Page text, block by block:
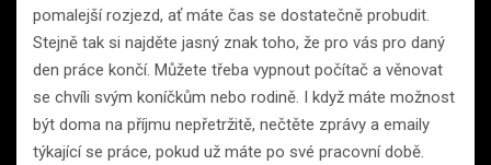
pomalejší rozjezd, ať máte čas se dostatečně probudit.
Stejně tak si najděte jasný znak toho, že pro vás pro daný
den práce končí. Můžete třeba vypnout počítač a věnovat
se chvíli svým koníčkům nebo rodině. I když máte možnost
být doma na příjmu nepřetržitě, nečtěte zprávy a emaily
týkající se práce, pokud už máte po své pracovní době.